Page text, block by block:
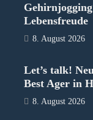
Lebensfreude
8. August 2026
Let’s talk!
Best Ager in
8. August 2026